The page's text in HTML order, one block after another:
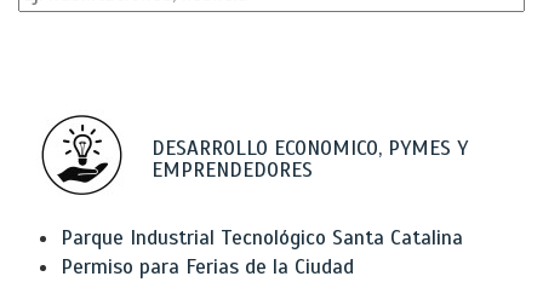
DESARROLLO ECONOMICO, PYMES Y
EMPRENDEDORES
Parque Industrial Tecnológico Santa Catalina
Permiso para Ferias de la Ciudad